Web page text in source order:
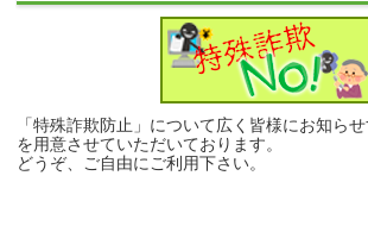
「特殊詐欺防止」について広く皆様にお知ら
を用意させていただいております。
どうぞ、ご自由にご利用下さい。